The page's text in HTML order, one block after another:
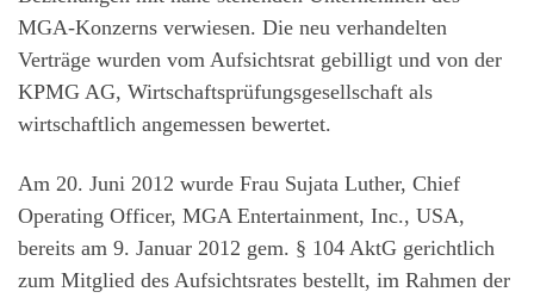
MGA-Konzerns verwiesen. Die neu verhandelten
Verträge wurden vom Aufsichtsrat gebilligt und von der
KPMG AG, Wirtschaftsprüfungsgesellschaft als
wirtschaftlich angemessen bewertet.
Am 20. Juni 2012 wurde Frau Sujata Luther, Chief
Operating Officer, MGA Entertainment, Inc., USA,
bereits am 9. Januar 2012 gem. § 104 AktG gerichtlich
zum Mitglied des Aufsichtsrates bestellt, im Rahmen der